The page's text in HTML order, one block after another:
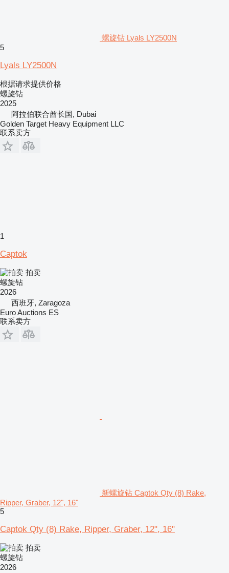
螺旋钻 Lyals LY2500N
5
Lyals LY2500N
根据请求提供价格
螺旋钻
2025
阿拉伯联合酋长国, Dubai
Golden Target Heavy Equipment LLC
联系卖方
1
Captok
拍卖
螺旋钻
2026
西班牙, Zaragoza
Euro Auctions ES
联系卖方
新螺旋钻 Captok Qty (8) Rake,
Ripper, Graber, 12", 16"
5
Captok Qty (8) Rake, Ripper, Graber, 12", 16"
拍卖
螺旋钻
2026